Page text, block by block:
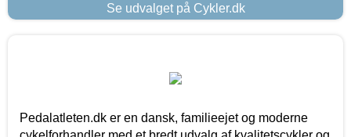
Se udvalget på Cykler.dk
Pedalatleten.dk er en dansk, familieejet og moderne